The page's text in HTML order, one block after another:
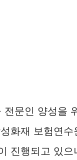
문인 양성을
화재 보험연
진행되고 있